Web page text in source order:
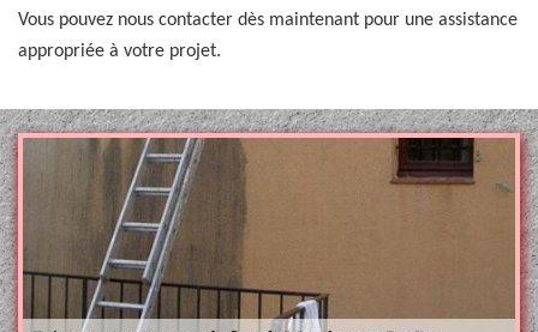
Vous pouvez nous contacter dès maintenant pour une assistance
appropriée à votre projet.